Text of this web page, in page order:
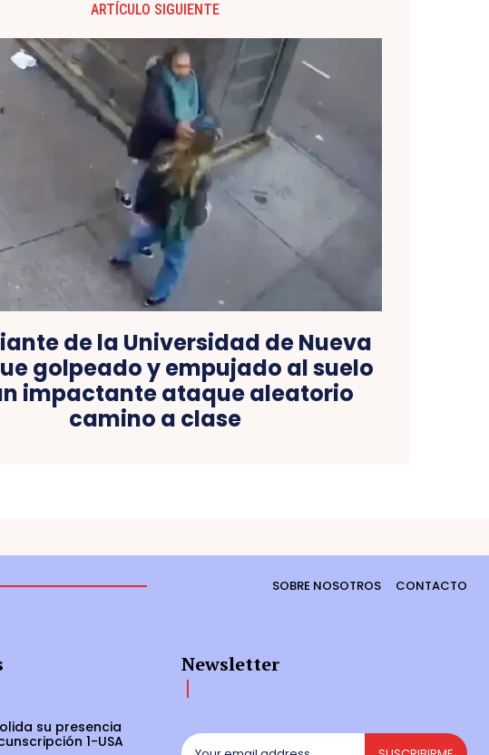
ARTÍCULO SIGUIENTE
de la Universidad de Nueva
golpeado y empujado al suelo
impactante ataque aleatorio
camino a clase
SOBRE NOSOTROS CONTACTO
su presencia
1-USA
Newsletter